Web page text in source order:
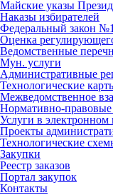
Майские указы
Наказы избирателей
Федеральный закон
Оценка
Ведомственные
Мун. услуги
Административные
Технологические
Межведомственное
Нормативно-
Услуги в электронном
Проекты
Технологические
Закупки
Реестр заказов
Портал закупок
Контакты